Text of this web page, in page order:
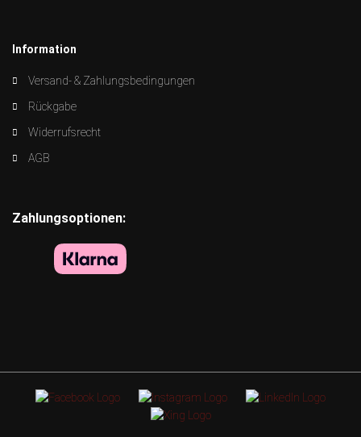
Information
Versand- & Zahlungsbedingungen
Rückgabe
Widerrufsrecht
AGB
Zahlungsoptionen: